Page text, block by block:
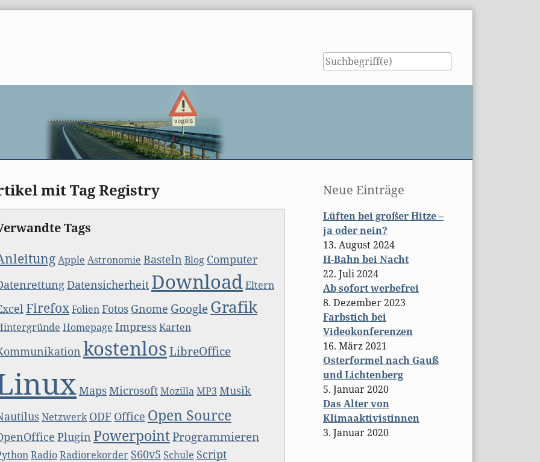
mit Tag Registry
Tags
Apple Astronomie Basteln Blog Computer
Datensicherheit DownloadEltern
FirefoxFolienFotos Gnome GoogleGrafik
Homepage ImpressKarten
kostenlosLibreOffice
MapsMicrosoftMozillaMP3 Musik
Netzwerk ODF Office Open Source
Plugin PowerpointProgrammieren
RadioRadiorekorder S60v5 Schule Script
Seitenleiste
Neue Einträge
Lüften bei großer Hitze –
ja oder nein?
13. August 2024
H-Bahn bei Nacht
22. Juli 2024
Ab sofort werbefrei
8. Dezember 2023
Farbstich bei
Videokonferenzen
16. März 2021
Osterformel nach Gauß
und Lichtenberg
5. Januar 2020
Das Alter von
Klimaaktivistinnen
3. Januar 2020